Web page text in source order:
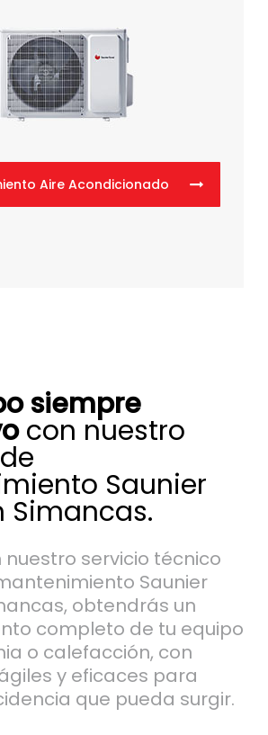
Aire Acondicionado
siempre
con nuestro
Saunier
Simancas.
nuestro servicio técnico
Saunier
obtendrás un
completo de tu equipo
o calefacción, con
y eficaces para
que pueda surgir.